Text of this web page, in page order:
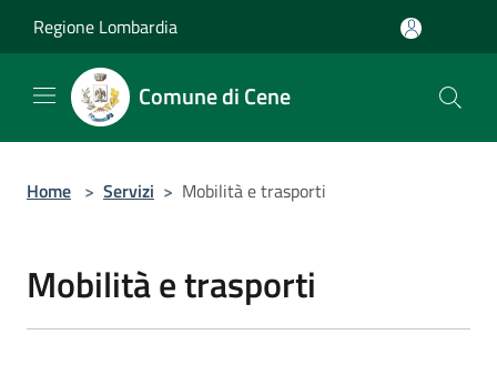
Regione Lombardia
Comune di Cene
Home > Servizi > Mobilità e trasporti
Mobilità e trasporti